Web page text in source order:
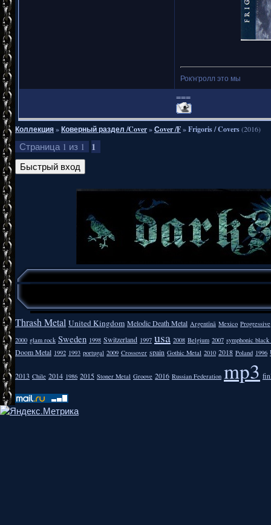
Рок'н'ролл это мы
===
Коллекция»Коверный раздел /Cover»Сover /F»Frigoris / Covers(2016)
Страница 1 из 1 1
Thrash Metal United Kingdom Melodic Death Metal Argentīnā Mexico Progressive
2000 glam rock Sweden 1998 Switzerland 1997 usa 2008 Belgium 2007 symphonic
Doom Metal 1992 1993 portugal 2009 Crossover spain Gothic Metal 2010 2018 Poland 1996
2013 Chile 2014 1986 2015 Stoner Metal Groove 2016 Russian Federation mp3